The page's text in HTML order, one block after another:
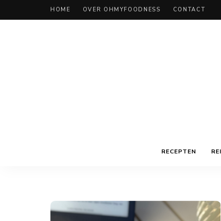
HOME OVER OHMYFOODNESS CONTACT
RECEPTEN